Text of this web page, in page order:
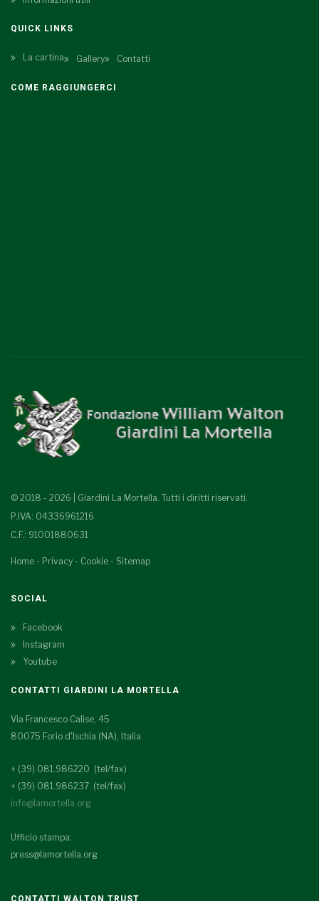
QUICK LINKS
La cartina Gallery Contatti
COME RAGGIUNGERCI
© 2018 - 2026 | Giardini La Mortella. Tutti i diritti riservati.
P.IVA: 04336961216
C.F.: 91001880631
Home - Privacy - Cookie - Sitemap
SOCIAL
Facebook
Instagram
Youtube
CONTATTI GIARDINI LA MORTELLA
Via Francesco Calise, 45
80075 Forio d'Ischia (NA), Italia
+ (39) 081.986220 (tel/fax)
+ (39) 081.986237 (tel/fax)
info@lamortella.org
Ufficio stampa:
press@lamortella.org
CONTATTI WALTON TRUST